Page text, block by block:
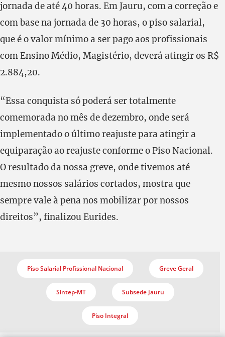
jornada de até 40 horas. Em Jauru, com a correção e
com base na jornada de 30 horas, o piso salarial,
que é o valor mínimo a ser pago aos profissionais
com Ensino Médio, Magistério, deverá atingir os R$
2.884,20.
“Essa conquista só poderá ser totalmente
comemorada no mês de dezembro, onde será
implementado o último reajuste para atingir a
equiparação ao reajuste conforme o Piso Nacional.
O resultado da nossa greve, onde tivemos até
mesmo nossos salários cortados, mostra que
sempre vale à pena nos mobilizar por nossos
direitos”, finalizou Eurides.
Piso Salarial Profissional Nacional Greve Geral
Sintep-MT Subsede Jauru
Piso Integral